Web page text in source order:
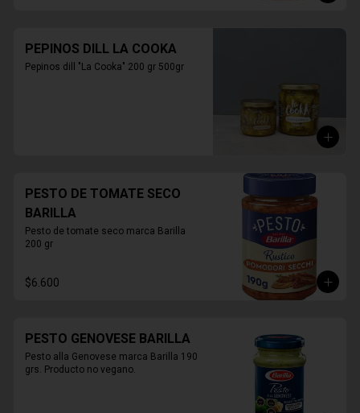
PEPINOS DILL LA COOKA
Pepinos dill "La Cooka" 200 gr 500gr
PESTO DE TOMATE SECO
BARILLA
Pesto de tomate seco marca Barilla
200 gr
$6.600
PESTO GENOVESE BARILLA
Pesto alla Genovese marca Barilla 190
grs. Producto no vegano.